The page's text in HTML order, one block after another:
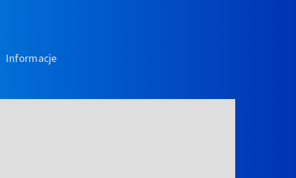
Informacje